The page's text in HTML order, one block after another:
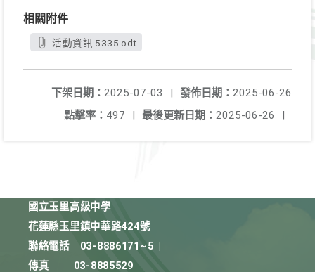
相關附件
活動資訊 5335.odt
發佈日期： 2025-06-26
下架日期： 2025-07-03
|
最後更新日期： 2025-06-26 |
點擊率： 497 |
國立玉里高級中學
花蓮縣玉里鎮中華路424號
聯絡電話
03-8886171~5
傳真
03-8885529